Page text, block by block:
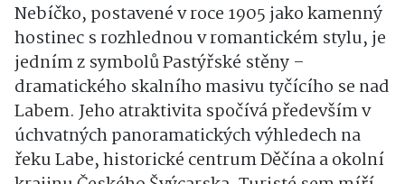
Nebíčko, postavené v roce 1905 jako kamenný
hostinec s rozhlednou v romantickém stylu, je
jedním z symbolů Pastýřské stěny –
dramatického skalního masivu tyčícího se nad
Labem. Jeho atraktivita spočívá především v
úchvatných panoramatických výhledech na
řeku Labe, historické centrum Děčína a okolní